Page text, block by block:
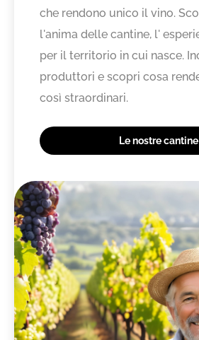
che rendono unico il vino.
l'anima delle cantine, l'
per il territorio in cui nasce.
produttori e scopri cosa
così straordinari.
Le nostre cantine